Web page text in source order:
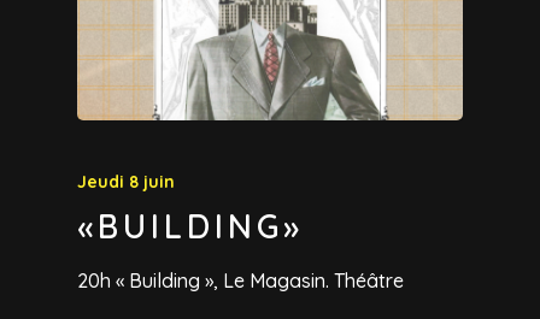
Jeudi 8 juin
«BUILDING»
20h « Building », Le Magasin. Théâtre